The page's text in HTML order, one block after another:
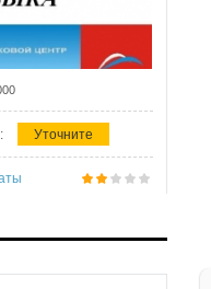
Уточните